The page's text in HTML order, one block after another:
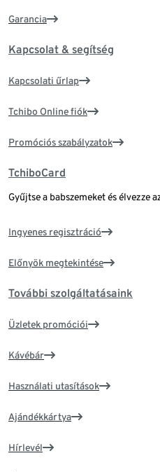
Garancia
Kapcsolat & segítség
Kapcsolati űrlap
Tchibo Online fiók
Promóciós szabályzatok
TchiboCard
Gyűjtse a babszemeket és élvezze
Ingyenes regisztráció
Előnyök megtekintése
További szolgáltatásaink
Üzletek promóciói
Kávébár
Használati utasítások
Ajándékkártya
Hírlevél